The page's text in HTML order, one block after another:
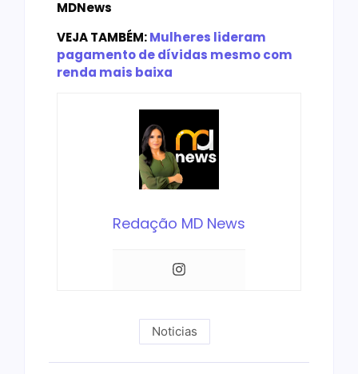
MDNews
VEJA TAMBÉM:Mulheres lideram
pagamento de dívidas mesmo com
renda mais baixa
Redação MD News
Noticias